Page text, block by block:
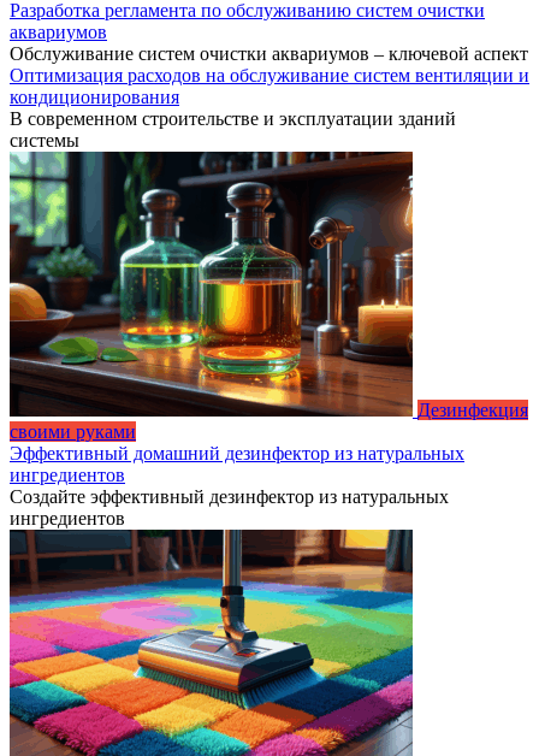
Разработка регламента по обслуживанию систем очистки
аквариумов
Обслуживание систем очистки аквариумов – ключевой аспект
Оптимизация расходов на обслуживание систем вентиляции и
кондиционирования
В современном строительстве и эксплуатации зданий
системы
Дезинфекция
своими руками
Эффективный домашний дезинфектор из натуральных
ингредиентов
Создайте эффективный дезинфектор из натуральных
ингредиентов